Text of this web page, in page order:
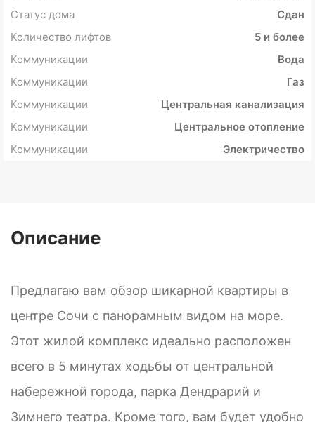
Статус дома
Сдан
Количество лифтов
5 и более
Коммуникации
Вода
Коммуникации
Газ
Коммуникации
Центральная канализация
Коммуникации
Центральное отопление
Коммуникации
Электричество
Описание
Предлагаю вам обзор шикарной квартиры в
центре Сочи с панорамным видом на море.
Этот жилой комплекс идеально расположен
всего в 5 минутах ходьбы от центральной
набережной города, парка Дендрарий и
Зимнего театра. Кроме того, вам будет удобно